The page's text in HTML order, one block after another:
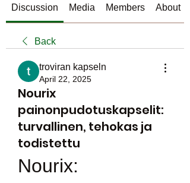
Discussion Media Members About
Back
troviran kapseln
April 22, 2025
Nourix
painonpudotuskapselit:
turvallinen, tehokas ja
todistettu
Nourix: